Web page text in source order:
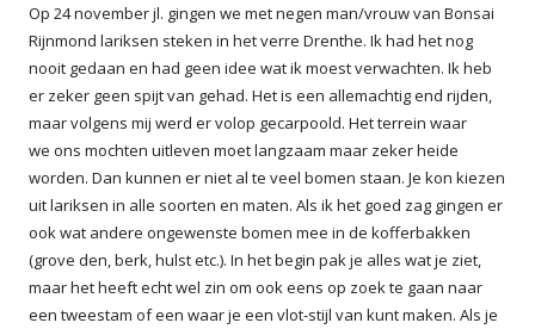
Op 24 november jl. gingen we met negen man/vrouw van Bonsai
Rijnmond lariksen steken in het verre Drenthe. Ik had het nog
nooit gedaan en had geen idee wat ik moest verwachten. Ik heb
er zeker geen spijt van gehad. Het is een allemachtig end rijden,
maar volgens mij werd er volop gecarpoold. Het terrein waar
we ons mochten uitleven moet langzaam maar zeker heide
worden. Dan kunnen er niet al te veel bomen staan. Je kon kiezen
uit lariksen in alle soorten en maten. Als ik het goed zag gingen er
ook wat andere ongewenste bomen mee in de kofferbakken
(grove den, berk, hulst etc.). In het begin pak je alles wat je ziet,
maar het heeft echt wel zin om ook eens op zoek te gaan naar
een tweestam of een waar je een vlot-stijl van kunt maken. Als je